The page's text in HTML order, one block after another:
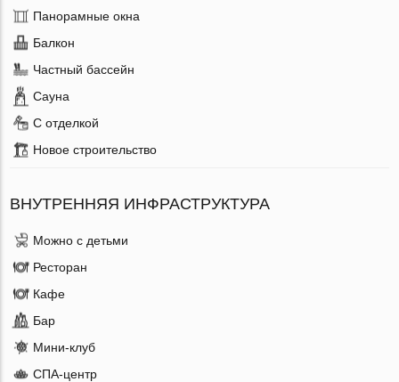
Панорамные окна
Балкон
Частный бассейн
Сауна
С отделкой
Новое строительство
ВНУТРЕННЯЯ ИНФРАСТРУКТУРА
Можно с детьми
Ресторан
Кафе
Бар
Мини-клуб
СПА-центр